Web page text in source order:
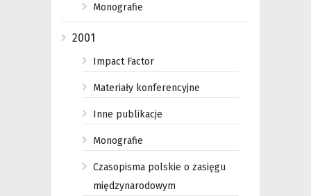
Monografie
2001
Impact Factor
Materiały konferencyjne
Inne publikacje
Monografie
Czasopisma polskie o zasięgu
międzynarodowym